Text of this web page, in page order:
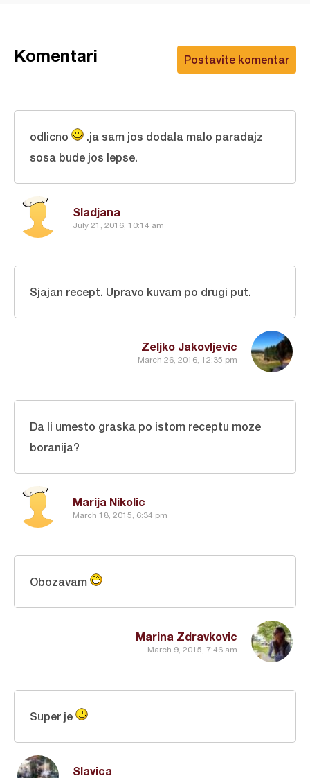
Postavite komentar
Komentari
Sladjana
July 21, 2016, 10:14 am
odlicno
.ja sam jos dodala malo paradajz
sosa bude jos lepse.
Zeljko Jakovljevic
March 26, 2016, 12:35 pm
Sjajan recept. Upravo kuvam po drugi put.
Marija Nikolic
March 18, 2015, 6:34 pm
Da li umesto graska po istom receptu moze
boranija?
Marina Zdravkovic
March 9, 2015, 7:46 am
Obozavam
Slavica
Super je